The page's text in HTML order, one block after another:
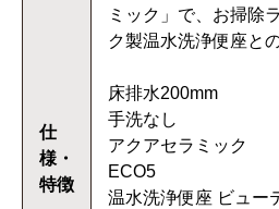
仕
様・
特徴
ミック」で、お掃除
ク製温水洗浄便座と
床排水200mm
手洗なし
アクアセラミック
ECO5
温水洗浄便座 ビュー